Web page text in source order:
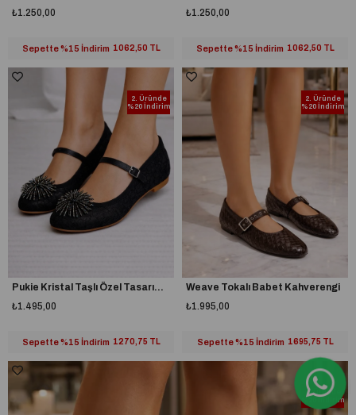
₺1.250,00
Sepette %15 İndirim 1062,50 TL
₺1.250,00
Sepette %15 İndirim 1062,50 TL
2. Üründe
%20 İndirim
Pukie Kristal Taşlı Özel Tasarım Babet Siyah
₺1.495,00
Sepette %15 İndirim 1270,75 TL
2. Üründe
%20 İndirim
Weave Tokalı Babet Kahverengi
₺1.995,00
Sepette %15 İndirim 1695,75 TL
2. Üründe
%20 İndirim